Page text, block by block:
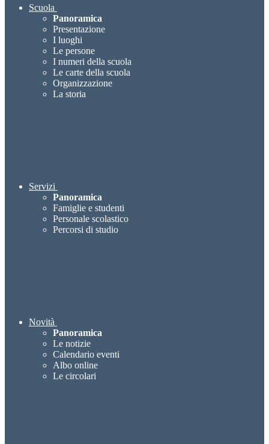
Scuola
Panoramica
Presentazione
I luoghi
Le persone
I numeri della scuola
Le carte della scuola
Organizzazione
La storia
Servizi
Panoramica
Famiglie e studenti
Personale scolastico
Percorsi di studio
Novità
Panoramica
Le notizie
Calendario eventi
Albo online
Le circolari